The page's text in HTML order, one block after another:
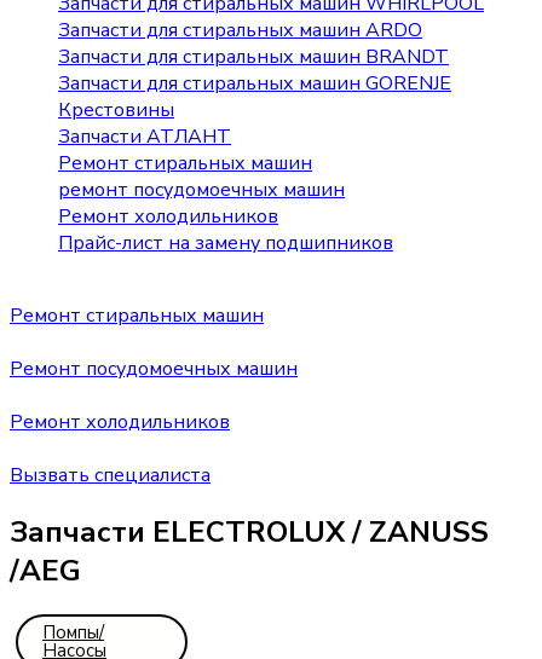
Запчасти для стиральных машин ARDO
Запчасти для стиральных машин BRANDT
Запчасти для стиральных машин GORENJE
Крестовины
Запчасти АТЛАНТ
Ремонт стиральных машин
ремонт посудомоечных машин
Ремонт холодильников
Прайс-лист на замену подшипников
Ремонт стиральных машин
Ремонт посудомоечных машин
Ремонт холодильников
Вызвать специалиста
Запчасти ELECTROLUX / ZANUSS
/AEG
Помпы/
Насосы